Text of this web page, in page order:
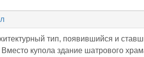
тип, появившийся и
купола здание шатрового